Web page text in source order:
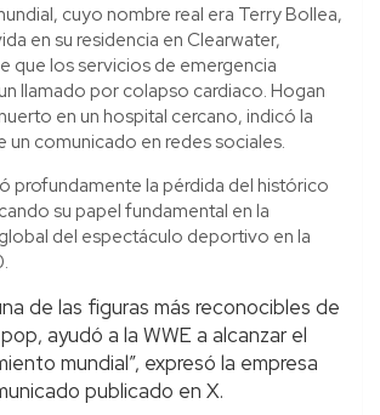
cuyo nombre real era Terry Bollea,
en su residencia en Clearwater,
que los servicios de emergencia
llamado por colapso cardiaco. Hogan
en un hospital cercano, indicó la
un comunicado en redes sociales.
profundamente la pérdida del histórico
su papel fundamental en la
del espectáculo deportivo en la
de las figuras más reconocibles de
ayudó a la WWE a alcanzar el
mundial”, expresó la empresa
publicado en X.